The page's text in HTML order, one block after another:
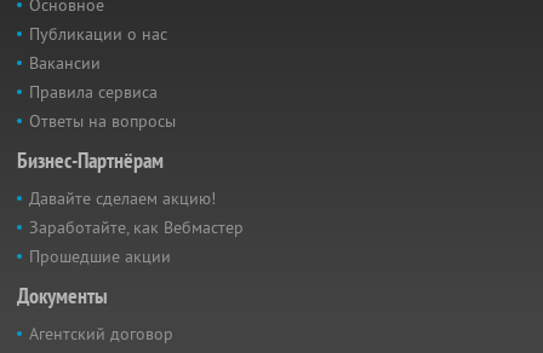
Основное
Публикации о нас
Вакансии
Правила сервиса
Ответы на вопросы
Бизнес-Партнёрам
Давайте сделаем акцию!
Заработайте, как Вебмастер
Прошедшие акции
Документы
Агентский договор